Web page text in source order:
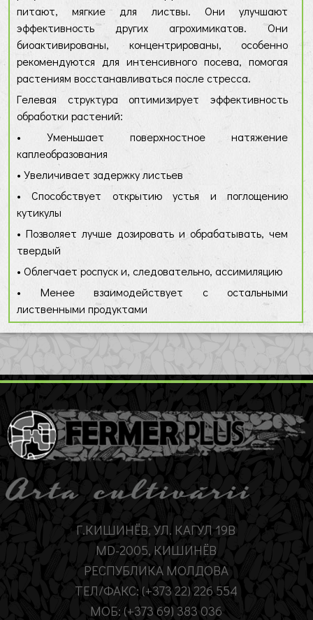
питают, мягкие для листвы. Они улучшают
эффективность других агрохимикатов. Они
биоактивированы, концентрированы, особенно
рекомендуются для интенсивного посева, помогая
растениям восстанавливаться после стресса.
Гелевая структура оптимизирует эффективность
обработки растений:
• Уменьшает поверхностное натяжение
каплеобразования
• Увеличивает задержку листьев
• Способствует открытию устья и поглощению
кутикулы
• Позволяет лучше дозировать и обрабатывать, чем
твердый
• Облегчает роспуск и, следовательно, ассимиляцию
• Менее взаимодействует с остальными
лиственными продуктами
Г.КИШИНЁВ, УЛ. КАГУЛ 19B
MD-2005, КИШИНЁВ
РЕСПУБЛИКА МОЛДОВА
ТЕЛ/ФАКС: (+373 22) 226 554
МОБ: (+373 69) 383 036